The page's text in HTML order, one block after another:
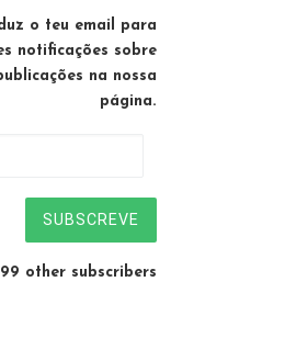
o teu email para
notificações sobre
na nossa
página.
SUBSCREVE
other subscribers